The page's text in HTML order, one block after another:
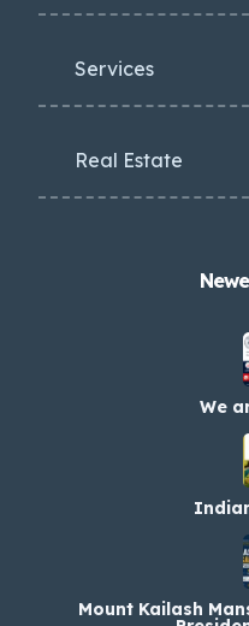
Services
Real Estate
We
Mount Kailash